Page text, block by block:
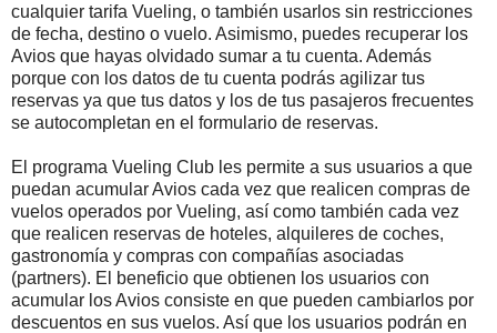
cualquier tarifa Vueling, o también usarlos sin restricciones
de fecha, destino o vuelo. Asimismo, puedes recuperar los
Avios que hayas olvidado sumar a tu cuenta. Además
porque con los datos de tu cuenta podrás agilizar tus
reservas ya que tus datos y los de tus pasajeros frecuentes
se autocompletan en el formulario de reservas.
El programa Vueling Club les permite a sus usuarios a que
puedan acumular Avios cada vez que realicen compras de
vuelos operados por Vueling, así como también cada vez
que realicen reservas de hoteles, alquileres de coches,
gastronomía y compras con compañías asociadas
(partners). El beneficio que obtienen los usuarios con
acumular los Avios consiste en que pueden cambiarlos por
descuentos en sus vuelos. Así que los usuarios podrán en